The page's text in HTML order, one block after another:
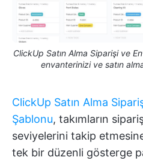
ClickUp Satın Alma Siparişi ve
envanterinizi ve satın
ClickUp Satın Alma
Şablonu, takımların
seviyelerini takip
tek bir düzenli gösterge